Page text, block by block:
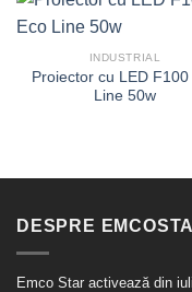
INDUSTRIAL
Proiector cu LED F100
Line 50w
DESPRE
Emco Star activează din